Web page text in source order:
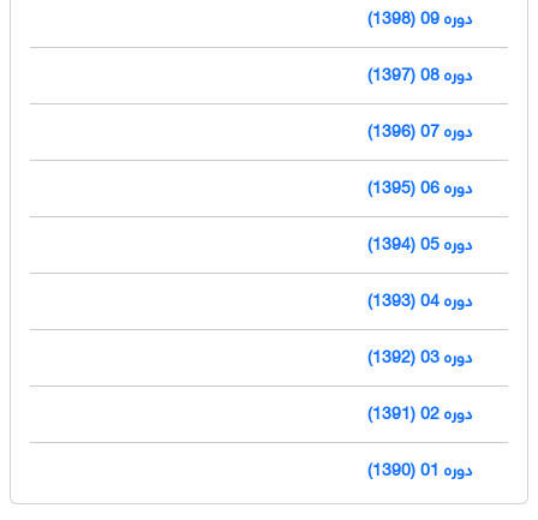
دوره 09 (1398)
دوره 08 (1397)
دوره 07 (1396)
دوره 06 (1395)
دوره 05 (1394)
دوره 04 (1393)
دوره 03 (1392)
دوره 02 (1391)
دوره 01 (1390)